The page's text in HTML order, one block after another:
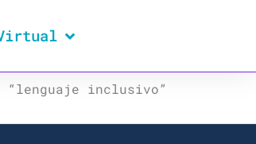
“lenguaje inclusivo”